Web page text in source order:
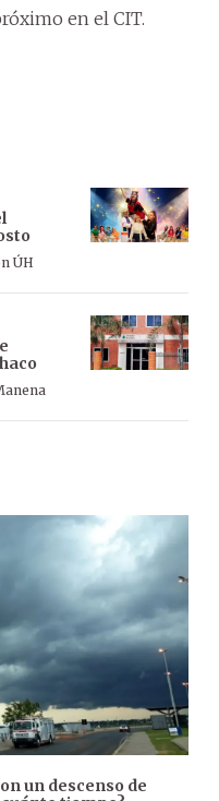
en el CIT.
ÚH
un descenso de